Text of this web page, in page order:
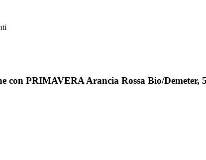
con PRIMAVERA Arancia Rossa Bio/Demeter,